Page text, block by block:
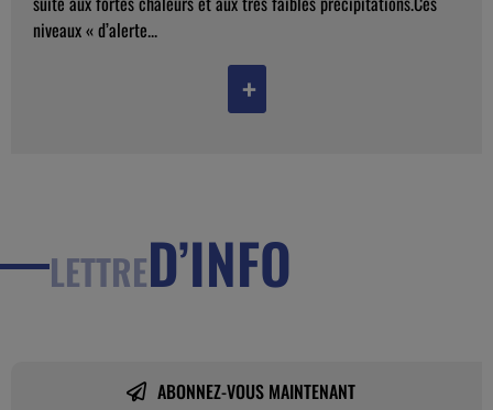
niveaux « d’alerte...
+
LETTRED’INFO
ABONNEZ-VOUS MAINTENANT